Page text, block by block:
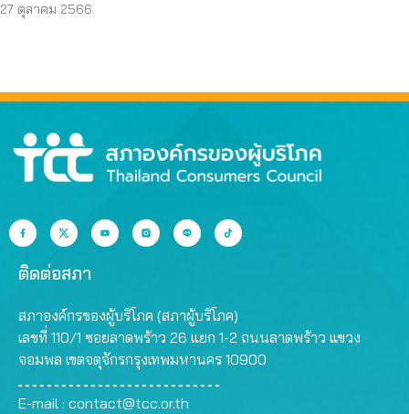
27 ตุลาคม 2566
ติดต่อสภา
สภาองค์กรของผู้บริโภค (สภาผู้บริโภค)
เลขที่ 110/1 ซอยลาดพร้าว 26 แยก 1-2 ถนนลาดพร้าว แขวง
จอมพล เขตจตุจักรกรุงเทพมหานคร 10900
E-mail : contact@tcc.or.th